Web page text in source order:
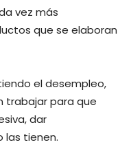
vez más
que se elaboran
el desempleo,
trabajar para que
dar
las tienen.